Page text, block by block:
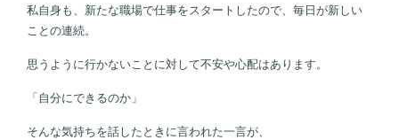
私自身も、新たな職場で仕事をスタートしたので、毎日が新しい
ことの連続。
思うように行かないことに対して不安や心配はあります。
「自分にできるのか」
そんな気持ちを話したときに言われた一言が、